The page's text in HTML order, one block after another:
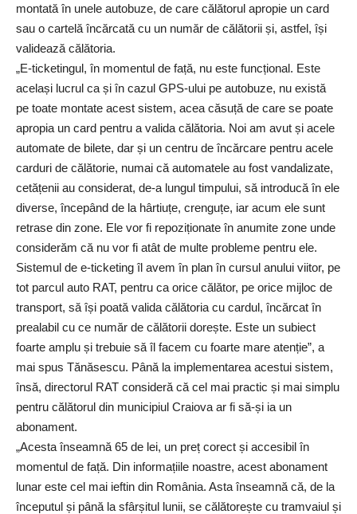
montată în unele autobuze, de care călătorul apropie un card
sau o cartelă încărcată cu un număr de călătorii și, astfel, își
validează călătoria.
„E-ticketingul, în momentul de față, nu este funcțional. Este
același lucrul ca și în cazul GPS-ului pe autobuze, nu există
pe toate montate acest sistem, acea căsuță de care se poate
apropia un card pentru a valida călătoria. Noi am avut și acele
automate de bilete, dar și un centru de încărcare pentru acele
carduri de călătorie, numai că automatele au fost vandalizate,
cetățenii au considerat, de-a lungul timpului, să introducă în ele
diverse, începând de la hârtiuțe, crenguțe, iar acum ele sunt
retrase din zone. Ele vor fi repoziționate în anumite zone unde
considerăm că nu vor fi atât de multe probleme pentru ele.
Sistemul de e-ticketing îl avem în plan în cursul anului viitor, pe
tot parcul auto RAT, pentru ca orice călător, pe orice mijloc de
transport, să își poată valida călătoria cu cardul, încărcat în
prealabil cu ce număr de călătorii dorește. Este un subiect
foarte amplu și trebuie să îl facem cu foarte mare atenție”, a
mai spus Tănăsescu. Până la implementarea acestui sistem,
însă, directorul RAT consideră că cel mai practic și mai simplu
pentru călătorul din municipiul Craiova ar fi să-și ia un
abonament.
„Acesta înseamnă 65 de lei, un preț corect și accesibil în
momentul de față. Din informațiile noastre, acest abonament
lunar este cel mai ieftin din România. Asta înseamnă că, de la
începutul și până la sfârșitul lunii, se călătorește cu tramvaiul și